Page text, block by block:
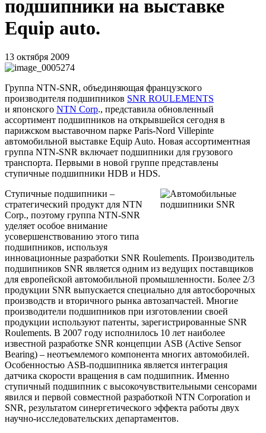
подшипники на выставке
Equip auto.
13 октября 2009
Группа NTN-SNR, объединяющая французского
производителя подшипников SNR ROULEMENTS
и японского NTN Corp., представила обновленный
ассортимент подшипников на открывшейся сегодня в
парижском выставочном парке Paris-Nord Villepinte
автомобильной выставке Equip Auto. Новая ассортиментная
группа NTN-SNR включает подшипники для грузового
транспорта. Первыми в новой группе представлены
ступичные подшипники HDB и HDS.
Ступичные подшипники –
стратегический продукт для NTN
Corp., поэтому группа NTN-SNR
уделяет особое внимание
усовершенствованию этого типа
подшипников, используя
инновационные разработки SNR Roulements. Производитель
подшипников SNR является одним из ведущих поставщиков
для европейской автомобильной промышленности. Более 2/3
продукции SNR выпускается специально для автосборочных
производств и вторичного рынка автозапчастей. Многие
производители подшипников при изготовлении своей
продукции используют патенты, зарегистрированные SNR
Roulements. В 2007 году исполнилось 10 лет наиболее
известной разработке SNR концепции ASB (Active Sensor
Bearing) – неотъемлемого компонента многих автомобилей.
Особенностью ASB-подшипника является интеграция
датчика скорости вращения в сам подшипник. Именно
ступичный подшипник с высокочувствительными сенсорами
явился и первой совместной разработкой NTN Corporation и
SNR, результатом синергетического эффекта работы двух
научно-исследовательских департаментов.